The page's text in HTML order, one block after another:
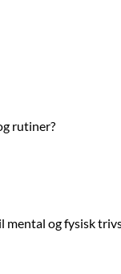
rutiner?
og fysisk